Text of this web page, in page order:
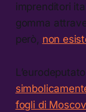
imprenditori
gomma
però, non
fogli di